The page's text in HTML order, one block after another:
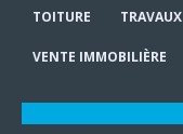
TOITURE TRAVAUX
VENTE IMMOBILIÈRE